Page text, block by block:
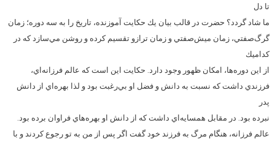
تا دل
ما شاد گردد؟ حضرت در قالب بيان يك حكايت آموزنده، تاريخ را به سه دوره؛ زمان
گرگ‌صفتي، زمان ميش‌صفتي و زمان ترازو تقسيم كرده و روشن مي‌سازد كه در
كداميك
از اين دوره‌ها، امكان ظهور وجود دارد. حكايت اين است كه عالم فرزانه‌اي،
فرزندي داشت كه نسبت به دانش و فضل او بي‌رغبت بود و لذا بهره‌اي از دانش
پدر
نبرده بود. در مقابل همسايه‌اي داشت كه از دانش او بهره‌هاي فراوان برده بود.
عالم فرزانه، هنگام مرگ به فرزند خود گفت اگر پس از من به تو رجوع كردند و با